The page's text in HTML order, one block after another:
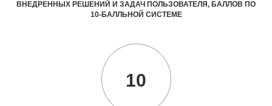
ВНЕДРЕННЫХ РЕШЕНИЙ И ЗАДАЧ ПОЛЬЗОВАТЕЛЯ, БАЛЛОВ ПО
10-БАЛЛЬНОЙ СИСТЕМЕ
10